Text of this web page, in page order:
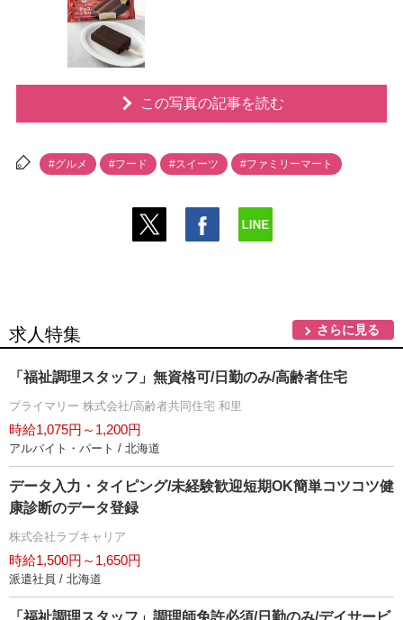
この写真の記事を読む
#グルメ #フード #スイーツ #ファミリーマート
求人特集 さらに見る
「福祉調理スタッフ」無資格可/日勤のみ/高齢者住宅
プライマリー 株式会社/高齢者共同住宅 和里
時給1,075円～1,200円
アルバイト・パート / 北海道
データ入力・タイピング/未経験歓迎短期OK簡単コツコツ健
康診断のデータ登録
株式会社ラブキャリア
時給1,500円～1,650円
派遣社員 / 北海道